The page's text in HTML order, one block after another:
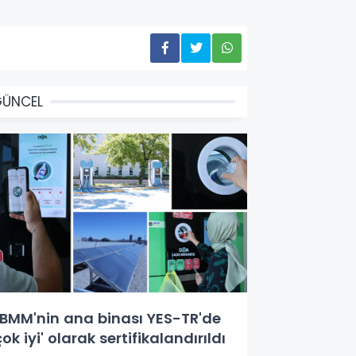
ana binası YES-TR'de
iyi' olarak sertifikalandırıldı